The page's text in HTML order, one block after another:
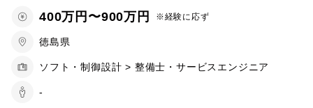
400万円〜900万円 ※経験に応ず
徳島県
ソフト・制御設計 > 整備士・サービスエンジニア
-